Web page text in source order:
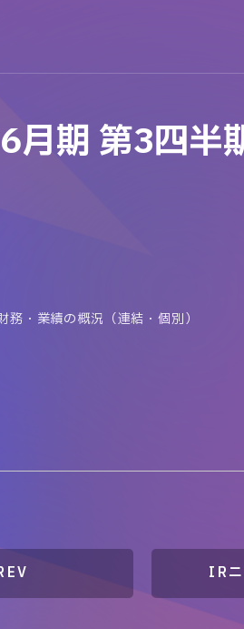
期 第3四半
・業績の概況（連結・個別）
IR